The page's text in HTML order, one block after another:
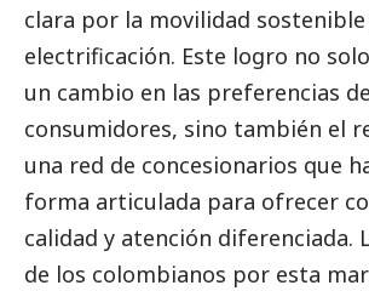
clara por la movilidad sostenible
electrificación. Este logro no
un cambio en las preferencias
consumidores, sino también el
una red de concesionarios que
forma articulada para ofrecer
calidad y atención diferenciada.
de los colombianos por esta